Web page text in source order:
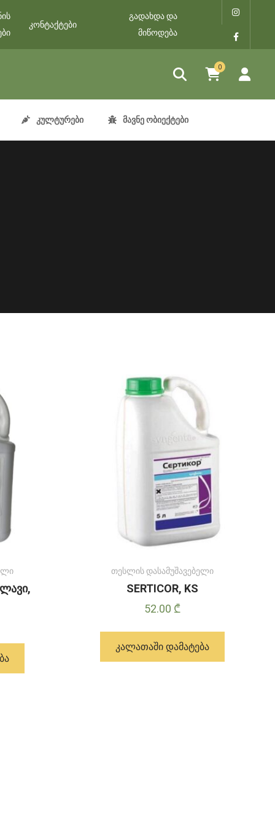
კონტაქტები
გადახდა და
მიწოდება
0
კულტურები მავნე ობიექტები
თესლის დასამუშავებელი
SERTICOR, KS
52.00 ₾
ᲙᲐᲚᲐᲗᲐᲨᲘ ᲓᲐᲛᲐᲢᲔᲑᲐ